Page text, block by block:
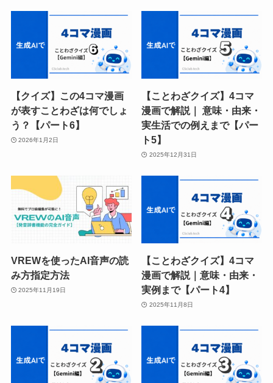
【クイズ】この4コマ漫画
が表すことわざは何でしょ
う？【パート6】
2026年1月2日
【ことわざクイズ】4コマ
漫画で解説｜ 意味・由来・
実生活での例えまで【パー
ト5】
2025年12月31日
VREWを使ったAI音声の読
み方指定方法
2025年11月19日
【ことわざクイズ】4コマ
漫画で解説｜意味・由来・
実例まで【パート4】
2025年11月8日